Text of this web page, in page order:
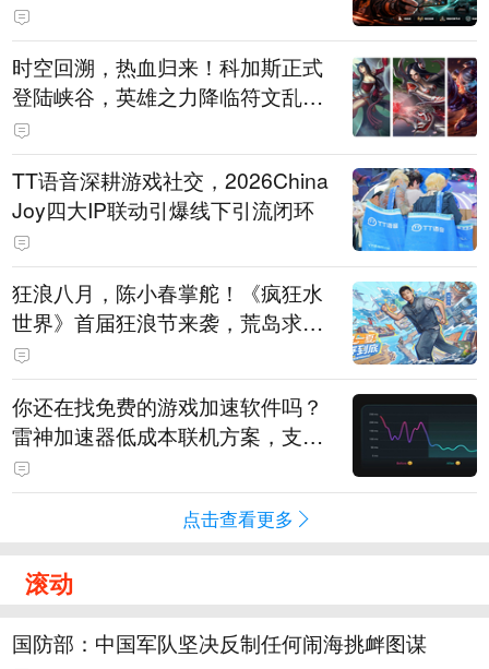
时空回溯，热血归来！科加斯正式
登陆峡谷，英雄之力降临符文乱
斗！
TT语音深耕游戏社交，2026China
Joy四大IP联动引爆线下引流闭环
狂浪八月，陈小春掌舵！《疯狂水
世界》首届狂浪节来袭，荒岛求生
直播即将开启
你还在找免费的游戏加速软件吗？
雷神加速器低成本联机方案，支持
免费试用
点击查看更多
滚动
国防部：中国军队坚决反制任何闹海挑衅图谋